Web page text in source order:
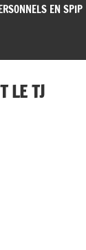
EN SPIP
LE TJ